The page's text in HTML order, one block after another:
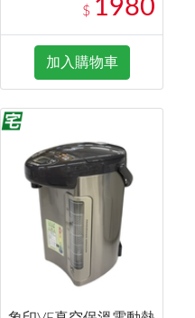
$ 1980
加入購物車